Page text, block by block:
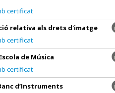
certificat
relativa als drets d'imatge
certificat
de Música
certificat
d’Instruments